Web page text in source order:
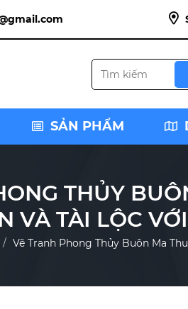
SẢN PHẨM
Vẽ Tranh Phong Thủy Buôn Ma
THỦY
VÀ TÀI LỘC